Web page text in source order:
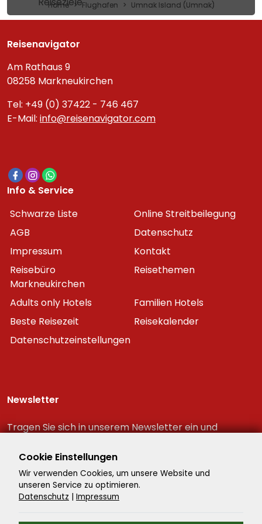
Home Flughafen Umnak Island (Umnak)
Reisenavigator
Am Rathaus 9
08258 Markneukirchen
Tel: +49 (0) 37422 - 746 467
E-Mail: info@reisenavigator.com
Info & Service
Schwarze Liste
Online Streitbeilegung
AGB
Datenschutz
Impressum
Kontakt
Reisebüro
Markneukirchen
Reisethemen
Adults only Hotels
Familien Hotels
Beste Reisezeit
Reisekalender
Datenschutzeinstellungen
Newsletter
Tragen Sie sich in unserem Newsletter ein und
Reiseschnäppchen!
Cookie Einstellungen
Wir verwenden Cookies, um unsere Website und
unseren Service zu optimieren.
Datenschutz | Impressum